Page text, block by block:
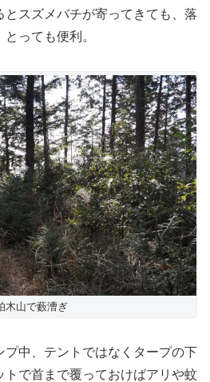
とスズメバチが寄ってきても、落
っても便利。
木山で藪漕ぎ
プ中、テントではなくタープの下
トで首まで覆っておけばアリや蚊